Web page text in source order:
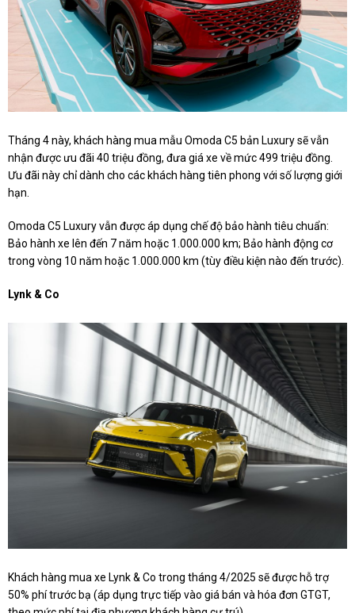
Tháng 4 này, khách hàng mua mẫu Omoda C5 bản Luxury sẽ vẫn
nhận được ưu đãi 40 triệu đồng, đưa giá xe về mức 499 triệu đồng.
Ưu đãi này chỉ dành cho các khách hàng tiên phong với số lượng giới
hạn.
Omoda C5 Luxury vẫn được áp dụng chế độ bảo hành tiêu chuẩn:
Bảo hành xe lên đến 7 năm hoặc 1.000.000 km; Bảo hành động cơ
trong vòng 10 năm hoặc 1.000.000 km (tùy điều kiện nào đến trước).
Lynk & Co
Khách hàng mua xe Lynk & Co trong tháng 4/2025 sẽ được hỗ trợ
50% phí trước bạ (áp dụng trực tiếp vào giá bán và hóa đơn GTGT,